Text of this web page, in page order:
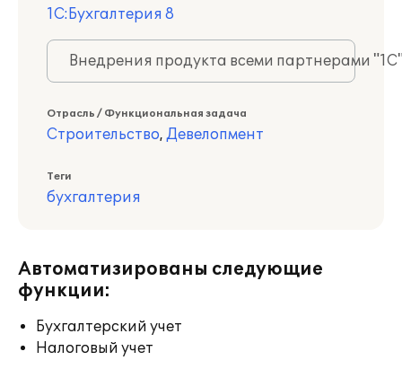
1С:Бухгалтерия 8
Внедрения продукта всеми партнерами
Отрасль / Функциональная задача
Строительство, Девелопмент
Теги
бухгалтерия
Автоматизированы следующие
функции:
Бухгалтерский учет
Налоговый учет